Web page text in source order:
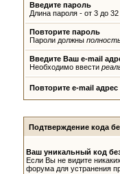
Введите пароль
Длина пароля - от 3 до
Повторите пароль
Пароли должны
Введите Ваш e-mail
Необходимо ввести
Повторите e-mail адрес
Подтверждение кода
Ваш уникальный код
Если Вы не видите
форума для устранения